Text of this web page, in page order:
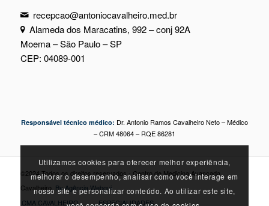
recepcao@antoniocavalheiro.med.br
Alameda dos Maracatins, 992 – conj 92A
Moema – São Paulo – SP
CEP: 04089-001
Responsável técnico médico: Dr. Antonio Ramos Cavalheiro Neto – Médico
– CRM 48064 – RQE 86281
©2024 Todos os direitos reservados - Centro de Medicina Avançada
Cavalheiro. By Agência Webgui
CMA CAVALHEIRO
ESPECIALIDADES
Utilizamos cookies para oferecer melhor experiência,
melhorar o desempenho, analisar como você interage em
nosso site e personalizar conteúdo. Ao utilizar este site,